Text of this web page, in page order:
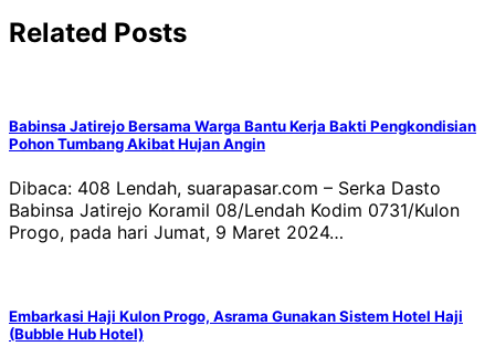
Related Posts
Babinsa Jatirejo Bersama Warga Bantu Kerja Bakti Pengkondisian
Pohon Tumbang Akibat Hujan Angin
Dibaca: 408 Lendah, suarapasar.com – Serka Dasto
Babinsa Jatirejo Koramil 08/Lendah Kodim 0731/Kulon
Progo, pada hari Jumat, 9 Maret 2024…
Embarkasi Haji Kulon Progo, Asrama Gunakan Sistem Hotel Haji
(Bubble Hub Hotel)